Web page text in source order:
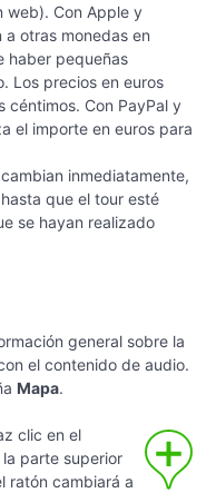
web). Con Apple y
otras monedas en
haber pequeñas
Los precios en euros
céntimos. Con PayPal y
el importe en euros para
inmediatamente,
que el tour esté
se hayan realizado
general sobre la
el contenido de audio.
Mapa.
clic en el
parte superior
ratón cambiará a